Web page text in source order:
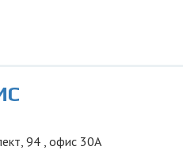
94 , офис 30А